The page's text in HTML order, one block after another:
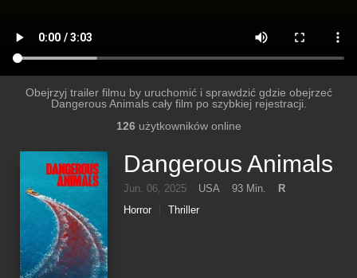
Obejrzyj trailer filmu by uruchomić i sprawdzić gdzie obejrzeć
Dangerous Animals cały film po szybkiej rejestracji.
126użytkowników online
Dangerous Animals
Jun. 06, 2025 USA 93 Min.
R
Horror
Thriller